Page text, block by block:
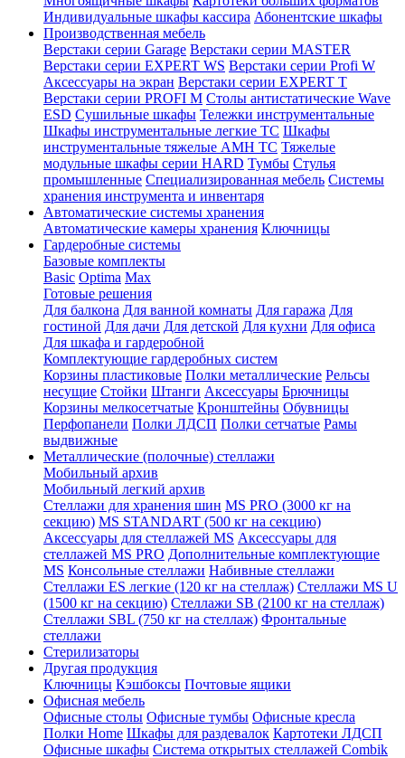
Индивидуальные шкафы кассира Абонентские шкафы
Производственная мебель
Верстаки серии Garage Верстаки серии MASTER
Верстаки серии EXPERT WS Верстаки серии Profi W
Аксессуары на экран Верстаки серии EXPERT T
Верстаки серии PROFI M Столы антистатические Wave
ESD Cушильные шкафы Тележки инструментальные
Шкафы инструментальные легкие ТС Шкафы
инструментальные тяжелые AMH TC Тяжелые
модульные шкафы серии HARD Тумбы Стулья
промышленные Cпециализированная мебель Системы
хранения инструмента и инвентаря
Автоматические системы хранения
Автоматические камеры хранения Ключницы
Гардеробные системы
Базовые комплекты
Basic Optima Max
Готовые решения
Для балкона Для ванной комнаты Для гаража Для
гостиной Для дачи Для детской Для кухни Для офиса
Для шкафа и гардеробной
Комплектующие гардеробных систем
Корзины пластиковые Полки металлические Рельсы
несущие Стойки Штанги Аксессуары Брючницы
Корзины мелкосетчатые Кронштейны Обувницы
Перфопанели Полки ЛДСП Полки сетчатые Рамы
выдвижные
Металлические (полочные) стеллажи
Мобильный архив
Мобильный легкий архив
Стеллажи для хранения шин MS PRO (3000 кг на
секцию) MS STANDART (500 кг на секцию)
Аксессуары для стеллажей MS Аксессуары для
стеллажей MS PRO Дополнительные комплектующие
MS Консольные стеллажи Набивные стеллажи
Стеллажи ES легкие (120 кг на стеллаж) Стеллажи MS U
(1500 кг на секцию) Стеллажи SB (2100 кг на стеллаж)
Стеллажи SBL (750 кг на стеллаж) Фронтальные
стеллажи
Стерилизаторы
Другая продукция
Ключницы Кэшбоксы Почтовые ящики
Офисная мебель
Офисные столы Офисные тумбы Офисные кресла
Полки Home Шкафы для раздевалок Картотеки ЛДСП
Офисные шкафы Система открытых стеллажей Combik